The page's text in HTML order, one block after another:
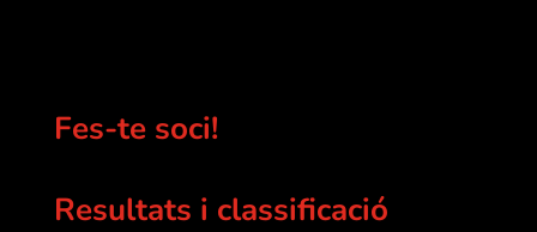
Fes-te soci!
Resultats i classificació